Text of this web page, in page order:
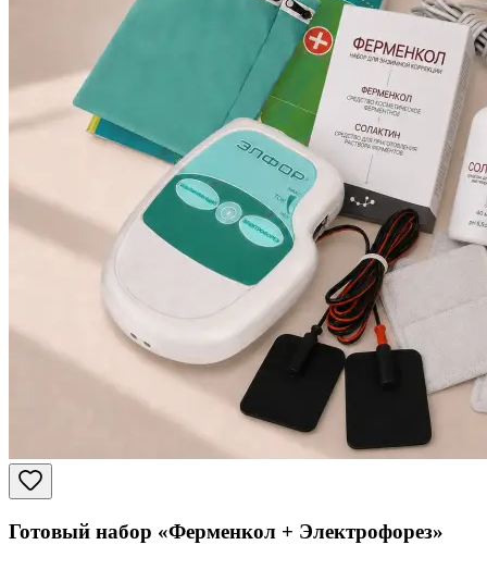
Готовый набор «Ферменкол + Электрофорез»